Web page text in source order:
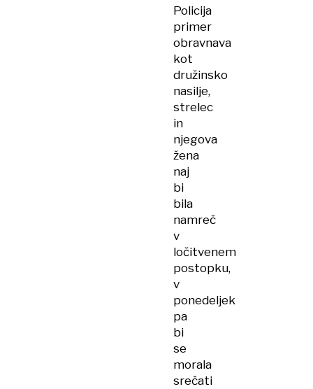
Policija
primer
obravnava
kot
družinsko
nasilje,
strelec
in
njegova
žena
naj
bi
bila
namreč
v
ločitvenem
postopku,
v
ponedeljek
pa
bi
se
morala
srečati